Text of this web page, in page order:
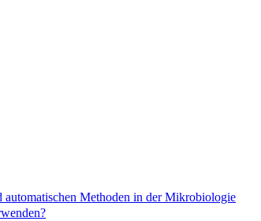
automatischen Methoden in der Mikrobiologie